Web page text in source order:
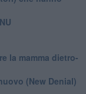
la mamma dietro-
(New Denial)